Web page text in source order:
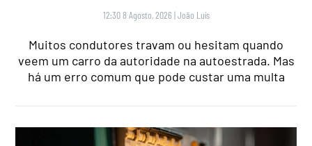
12:30 8 Agosto, 2026 |João Luís
Muitos condutores travam ou hesitam quando
veem um carro da autoridade na autoestrada. Mas
há um erro comum que pode custar uma multa